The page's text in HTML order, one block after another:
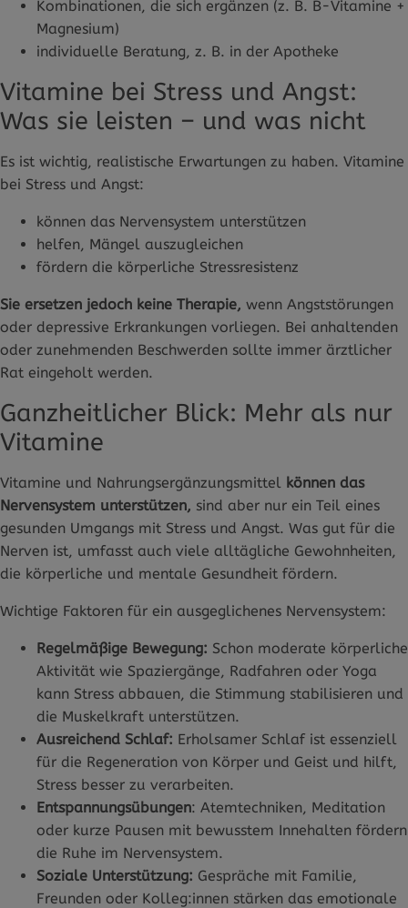
Kombinationen, die sich ergänzen (z. B. B-Vitamine +
Magnesium)
individuelle Beratung, z. B. in der Apotheke
Vitamine bei Stress und Angst:
Was sie leisten – und was nicht
Es ist wichtig, realistische Erwartungen zu haben. Vitamine
bei Stress und Angst:
können das Nervensystem unterstützen
helfen, Mängel auszugleichen
fördern die körperliche Stressresistenz
Sie ersetzen jedoch keine Therapie, wenn Angststörungen
oder depressive Erkrankungen vorliegen. Bei anhaltenden
oder zunehmenden Beschwerden sollte immer ärztlicher
Rat eingeholt werden.
Ganzheitlicher Blick: Mehr als nur
Vitamine
Vitamine und Nahrungsergänzungsmittel können das
Nervensystem unterstützen, sind aber nur ein Teil eines
gesunden Umgangs mit Stress und Angst. Was gut für die
Nerven ist, umfasst auch viele alltägliche Gewohnheiten,
die körperliche und mentale Gesundheit fördern.
Wichtige Faktoren für ein ausgeglichenes Nervensystem:
Regelmäßige Bewegung: Schon moderate körperliche
Aktivität wie Spaziergänge, Radfahren oder Yoga
kann Stress abbauen, die Stimmung stabilisieren und
die Muskelkraft unterstützen.
Ausreichend Schlaf: Erholsamer Schlaf ist essenziell
für die Regeneration von Körper und Geist und hilft,
Stress besser zu verarbeiten.
Entspannungsübungen: Atemtechniken, Meditation
oder kurze Pausen mit bewusstem Innehalten fördern
die Ruhe im Nervensystem.
Soziale Unterstützung: Gespräche mit Familie,
Freunden oder Kolleg:innen stärken das emotionale